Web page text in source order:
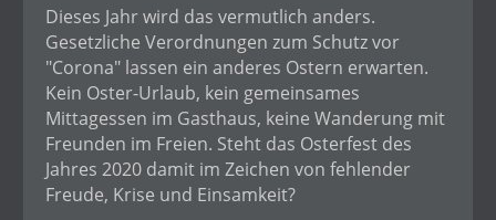
Dieses Jahr wird das vermutlich anders.
Gesetzliche Verordnungen zum Schutz vor
"Corona" lassen ein anderes Ostern erwarten.
Kein Oster-Urlaub, kein gemeinsames
Mittagessen im Gasthaus, keine Wanderung mit
Freunden im Freien. Steht das Osterfest des
Jahres 2020 damit im Zeichen von fehlender
Freude, Krise und Einsamkeit?